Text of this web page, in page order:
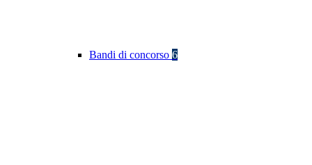
Bandi di concorso 6